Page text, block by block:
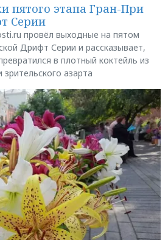
пятого этапа Гран-При
Серии
провёл выходные на пятом
Дрифт Серии и рассказывает,
в плотный коктейль из
азарта